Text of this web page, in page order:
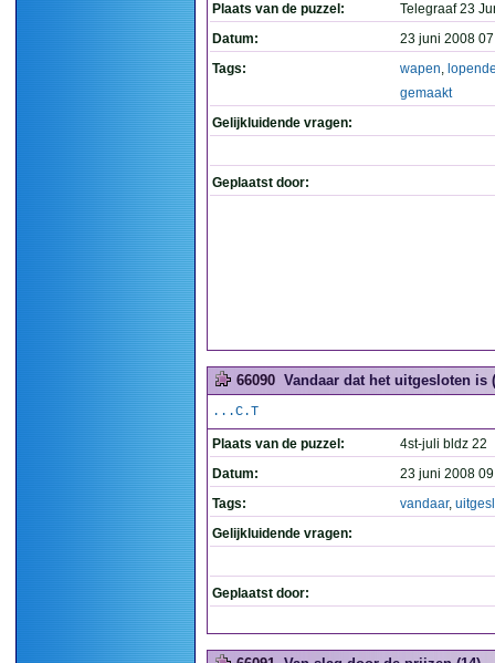
Plaats van de puzzel:
Telegraaf 23
Datum:
23 juni 2008
Tags:
wapen,
gemaakt
Gelijkluidende vragen:
Geplaatst door:
66090 Vandaar dat het uitgesloten is
...C.T
Plaats van de puzzel:
4st-juli bldz 22
Datum:
23 juni 2008
Tags:
vandaar,
Gelijkluidende vragen:
Geplaatst door: